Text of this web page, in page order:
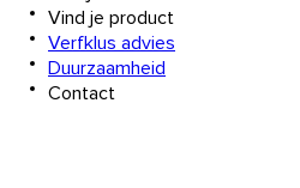
Vind je product
Verfklus advies
Duurzaamheid
Contact